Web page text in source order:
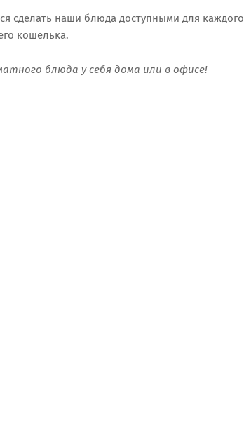
сделать наши блюда доступными для каждого
кошелька.
блюда у себя дома или в офисе!